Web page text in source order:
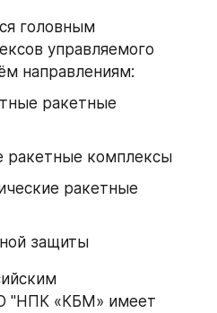
головным
управляемого
направлениям:
ракетные
ракетные комплексы
ракетные
защиты
"НПК «КБМ» имеет